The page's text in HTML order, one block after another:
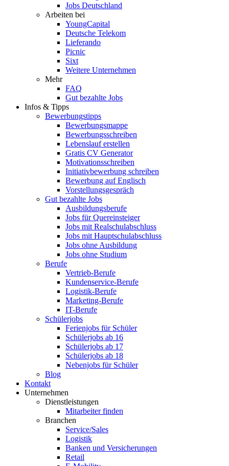
Jobs Deutschland
Arbeiten bei
YoungCapital
Deutsche Telekom
Lieferando
Picnic
Sixt
Weitere Unternehmen
Mehr
FAQ
Gut bezahlte Jobs
Infos & Tipps
Bewerbungstipps
Bewerbungsmappe
Bewerbungsschreiben
Lebenslauf erstellen
Gratis CV Generator
Motivationsschreiben
Initiativbewerbung schreiben
Bewerbung auf Englisch
Vorstellungsgespräch
Gut bezahlte Jobs
Ausbildungsberufe
Jobs für Quereinsteiger
Jobs mit Realschulabschluss
Jobs mit Hauptschulabschluss
Jobs ohne Ausbildung
Jobs ohne Studium
Berufe
Vertrieb-Berufe
Kundenservice-Berufe
Logistik-Berufe
Marketing-Berufe
IT-Berufe
Schülerjobs
Ferienjobs für Schüler
Schülerjobs ab 16
Schülerjobs ab 17
Schülerjobs ab 18
Nebenjobs für Schüler
Blog
Kontakt
Unternehmen
Dienstleistungen
Mitarbeiter finden
Branchen
Service/Sales
Logistik
Banken und Versicherungen
Retail